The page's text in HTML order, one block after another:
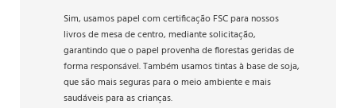
Sim, usamos papel com certificação FSC para nossos
livros de mesa de centro, mediante solicitação,
garantindo que o papel provenha de florestas geridas de
forma responsável. Também usamos tintas à base de soja,
que são mais seguras para o meio ambiente e mais
saudáveis ​​para as crianças.